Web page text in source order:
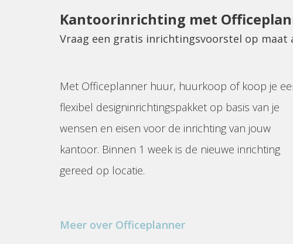
Kantoorinrichting met
Vraag een gratis inrichtingsvoorstel op
Met Officeplanner huur, huurkoop of koop je
flexibel designinrichtingspakket op basis van je
wensen en eisen voor de inrichting van jouw
kantoor. Binnen 1 week is de nieuwe inrichting
gereed op locatie.
Meer over Officeplanner